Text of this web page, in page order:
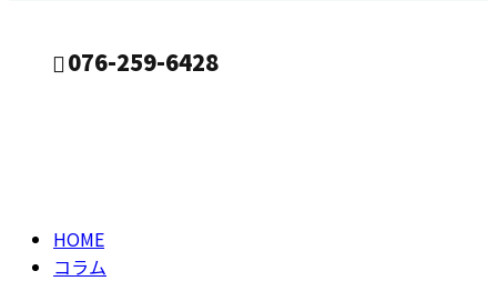
076-259-6428
HOME
コラム